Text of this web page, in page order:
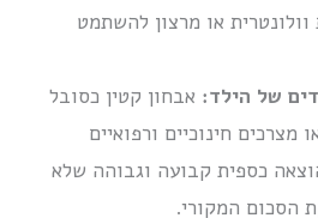
או מרצון להשתמט
של הילד: אבחון קטין כסובל
חינוכיים ורפואיים
כספית קבועה וגבוהה שלא
הסכום המקורי.